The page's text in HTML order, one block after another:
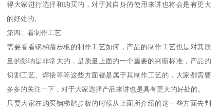
得大家进行选择和购买的，对于其自身的使用来讲也将会是有更大
的好处的。
第四、看制作工艺
需要看看钢梯踏步板的制作工艺如何，产品的制作工艺也是对其质
量的影响是非常大的，是质量上面的一个重要的判断标准，产品的
切割工艺、焊接等等这些方面都是属于其制作工艺的，大家都需要
多多的关注一下，对于大家选择产品来讲也是具有更大的好处的。
只要大家在购买钢梯踏步板的时候从上面所介绍的这一些方面去判